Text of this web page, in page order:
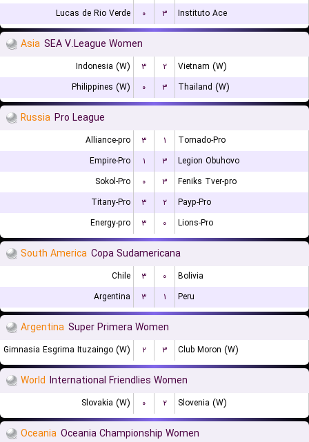
Lucas de Rio Verde
۰ ۳ Instituto Ace
Asia SEA V.League Women
Indonesia (W) ۳ ۲
Vietnam (W)
Philippines (W)
۰ ۳ Thailand (W)
Russia Pro League
Alliance-pro ۳ ۱
Tornado-Pro
Empire-Pro
۱ ۳
Legion Obuhovo
Sokol-Pro
۰ ۳
Feniks Tver-pro
Titany-Pro
۳ ۲
Payp-Pro
Energy-pro
۳ ۰ Lions-Pro
South America Copa Sudamericana
Chile ۳ ۰
Bolivia
Argentina
۳ ۱ Peru
Argentina Super Primera Women
Gimnasia Esgrima Ituzaingo (W) ۲ ۳ Club Moron (W)
World International Friendlies Women
Slovakia (W) ۰ ۲ Slovenia (W)
Oceania Oceania Championship Women